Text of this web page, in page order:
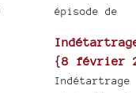
épisode de
{8 février
Indétartrage